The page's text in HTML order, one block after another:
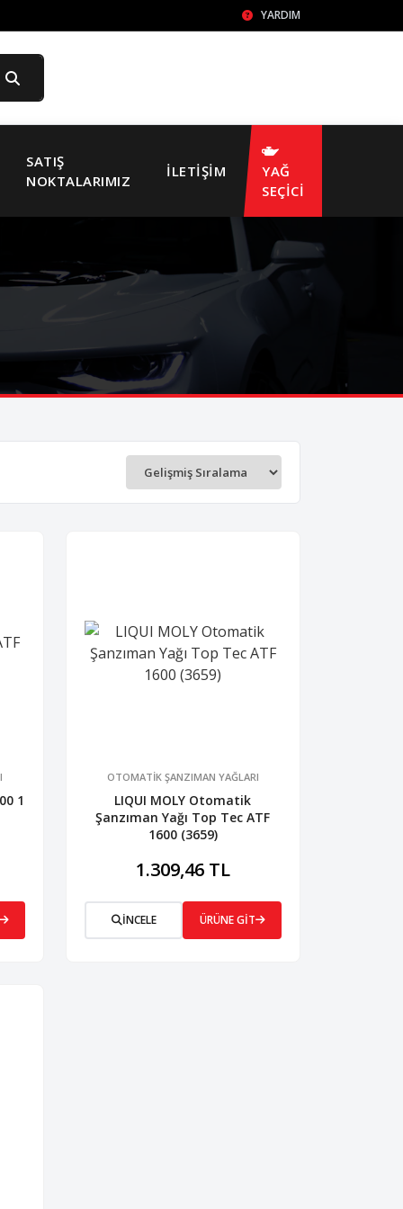
YARDIM
SATIŞ
NOKTALARIMIZ
İLETIŞIM
YAĞ
SEÇİCİ
1
OTOMATİK ŞANZIMAN YAĞLARI
LIQUI MOLY Otomatik
Şanzıman Yağı Top Tec ATF
1600 (3659)
1.309,46 TL
İNCELE ÜRÜNE GİT